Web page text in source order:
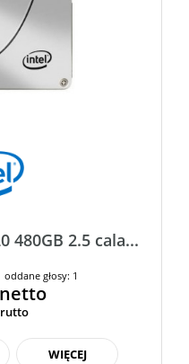
480GB 2.5 cala...
głosy: 1
netto
WIĘCEJ